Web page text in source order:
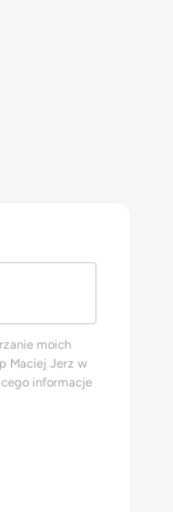
moich
Maciej Jerz w
informacje